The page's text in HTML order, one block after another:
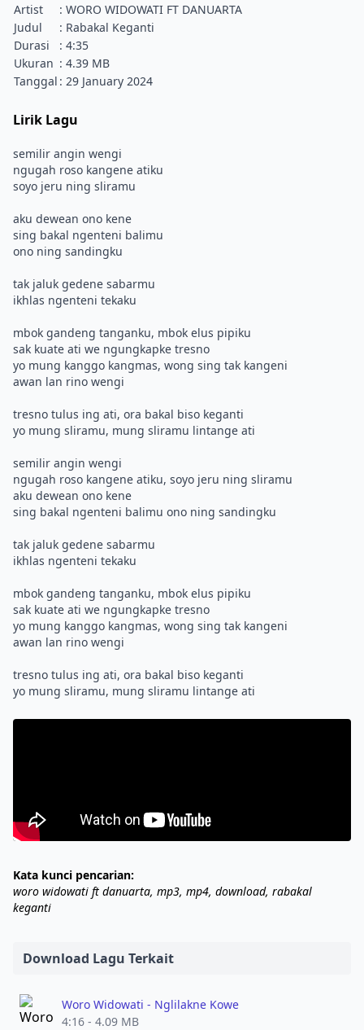
Artist
: WORO WIDOWATI FT DANUARTA
Judul
: Rabakal Keganti
Durasi
: 4:35
Ukuran : 4.39 MB
Tanggal : 29 January 2024
Lirik Lagu
semilir angin wengi
ngugah roso kangene atiku
soyo jeru ning sliramu
aku dewean ono kene
sing bakal ngenteni balimu
ono ning sandingku
tak jaluk gedene sabarmu
ikhlas ngenteni tekaku
mbok gandeng tanganku, mbok elus pipiku
sak kuate ati we ngungkapke tresno
yo mung kanggo kangmas, wong sing tak kangeni
awan lan rino wengi
tresno tulus ing ati, ora bakal biso keganti
yo mung sliramu, mung sliramu lintange ati
semilir angin wengi
ngugah roso kangene atiku, soyo jeru ning sliramu
aku dewean ono kene
sing bakal ngenteni balimu ono ning sandingku
tak jaluk gedene sabarmu
ikhlas ngenteni tekaku
mbok gandeng tanganku, mbok elus pipiku
sak kuate ati we ngungkapke tresno
yo mung kanggo kangmas, wong sing tak kangeni
awan lan rino wengi
tresno tulus ing ati, ora bakal biso keganti
Kata kunci pencarian:
woro widowati ft danuarta, mp3, mp4, download, rabakal
keganti
Download Lagu Terkait
Woro Widowati - Nglilakne Kowe
4:16 - 4.09 MB